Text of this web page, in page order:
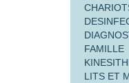
FAMILLE
LITS ET